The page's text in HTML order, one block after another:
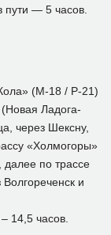
— 5 часов.
(М-18 / Р-21)
Ладога-
через Шексну,
«Холмогоры»
по трассе
и
14,5 часов.